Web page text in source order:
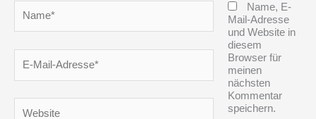
Mail-
Adresse*
Name, E-
Mail-Adresse
und Website in
diesem
Browser für
meinen
nächsten
Kommentar
speichern.